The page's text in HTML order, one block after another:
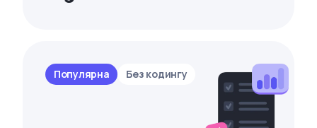
Популярна Без кодингу